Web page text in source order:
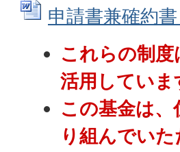
申請書兼確約
これらの制
活用していま
この基金は
り組んでい